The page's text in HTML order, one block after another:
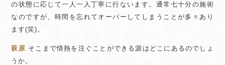
の状態に応じて一人一人丁寧に行ないます。通常七十分の施術
なのですが、時間を忘れてオーバーしてしまうことが多々あり
ます(笑)。
萩原 そこまで情熱を注ぐことができる源はどこにあるのでしょ
うか。